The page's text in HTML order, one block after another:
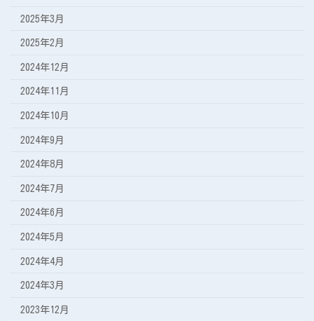
2025年3月
2025年2月
2024年12月
2024年11月
2024年10月
2024年9月
2024年8月
2024年7月
2024年6月
2024年5月
2024年4月
2024年3月
2023年12月